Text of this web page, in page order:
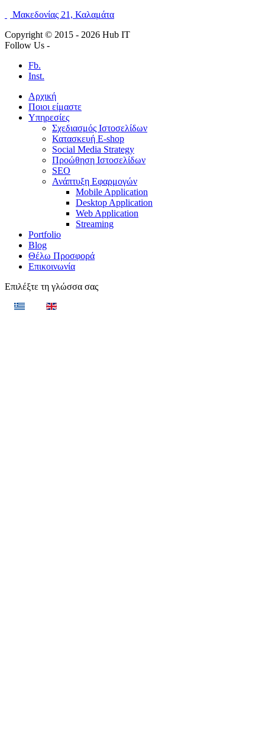
Μακεδονίας 21, Καλαμάτα
Copyright © 2015 - 2026 Hub IT
Follow Us -
Fb.
Inst.
Αρχική
Ποιοι είμαστε
Υπηρεσίες
Σχεδιασμός Ιστοσελίδων
Κατασκευή E-shop
Social Media Strategy
Προώθηση Ιστοσελίδων
SEO
Ανάπτυξη Εφαρμογών
Mobile Application
Desktop Application
Web Application
Streaming
Portfolio
Blog
Θέλω Προσφορά
Επικοινωνία
Επιλέξτε τη γλώσσα σας